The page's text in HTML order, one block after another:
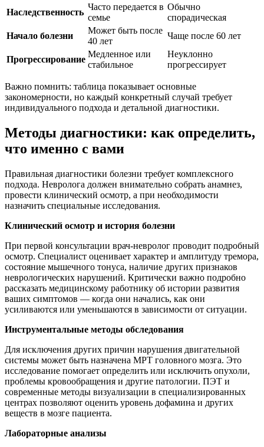
Наследственность
Часто передается в
семье
Обычно
спорадическая
Начало болезни
Может быть после
40 лет
Чаще после 60 лет
Прогрессирование
Медленное или
стабильное
Неуклонно
прогрессирует
Важно помнить: таблица показывает основные
закономерности, но каждый конкретный случай требует
индивидуального подхода и детальной диагностики.
Методы диагностики: как определить,
что именно с вами
Правильная диагностики болезни требует комплексного
подхода. Невролога должен внимательно собрать анамнез,
провести клинический осмотр, а при необходимости
назначить специальные исследования.
Клинический осмотр и история болезни
При первой консультации врач-невролог проводит подробный
осмотр. Специалист оценивает характер и амплитуду тремора,
состояние мышечного тонуса, наличие других признаков
неврологических нарушений. Критически важно подробно
рассказать медицинскому работнику об истории развития
ваших симптомов — когда они начались, как они
усиливаются или уменьшаются в зависимости от ситуации.
Инструментальные методы обследования
Для исключения других причин нарушения двигательной
системы может быть назначена МРТ головного мозга. Это
исследование помогает определить или исключить опухоли,
проблемы кровообращения и другие патологии. ПЭТ и
современные методы визуализации в специализированных
центрах позволяют оценить уровень дофамина и других
веществ в мозге пациента.
Лабораторные анализы